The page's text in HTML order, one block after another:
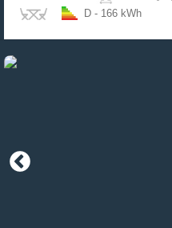
D - 166 kWh